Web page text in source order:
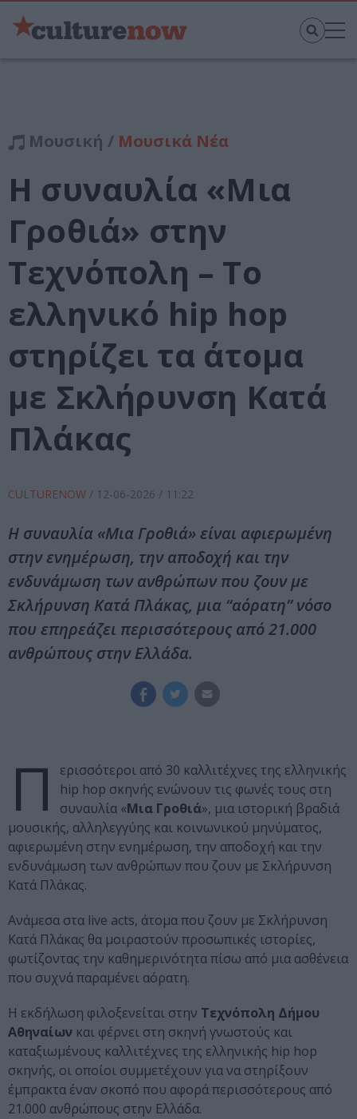
Μουσική / Μουσικά Νέα
Η συναυλία «Μια
Γροθιά» στην
Τεχνόπολη – Το
ελληνικό hip hop
στηρίζει τα άτομα
με Σκλήρυνση Κατά
Πλάκας
CULTURENOW / 12-06-2026 / 11:22
Η συναυλία «Μια Γροθιά» είναι αφιερωμένη
στην ενημέρωση, την αποδοχή και την
ενδυνάμωση των ανθρώπων που ζουν με
Σκλήρυνση Κατά Πλάκας, μια “αόρατη” νόσο
που επηρεάζει περισσότερους από 21.000
ανθρώπους στην Ελλάδα.
Π
ερισσότεροι από 30 καλλιτέχνες της ελληνικής
hip hop σκηνής ενώνουν τις φωνές τους στη
συναυλία «Μια Γροθιά», μια ιστορική βραδιά
μουσικής, αλληλεγγύης και κοινωνικού μηνύματος,
αφιερωμένη στην ενημέρωση, την αποδοχή και την
ενδυνάμωση των ανθρώπων που ζουν με Σκλήρυνση
Κατά Πλάκας.
Ανάμεσα στα live acts, άτομα που ζουν με Σκλήρυνση
Κατά Πλάκας θα μοιραστούν προσωπικές ιστορίες,
φωτίζοντας την καθημερινότητα πίσω από μια ασθένεια
που συχνά παραμένει αόρατη.
Η εκδήλωση φιλοξενείται στην Τεχνόπολη Δήμου
Αθηναίων και φέρνει στη σκηνή γνωστούς και
καταξιωμένους καλλιτέχνες της ελληνικής hip hop
σκηνής, οι οποίοι συμμετέχουν για να στηρίξουν
έμπρακτα έναν σκοπό που αφορά περισσότερους από
21.000 ανθρώπους στην Ελλάδα.